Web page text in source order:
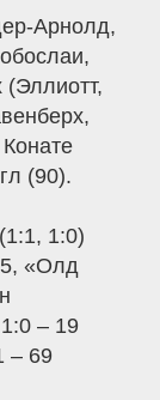
Арнолд,
(90).
1:0)
«Олд
– 19
– 69